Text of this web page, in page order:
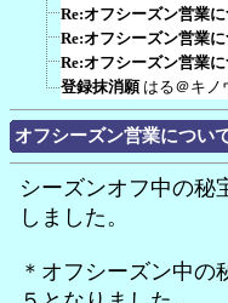
Re:オフシーズン営業に
Re:オフシーズン営業に
Re:オフシーズン営業に
登録抹消願 はる＠キノ
オフシーズン営業につい
シーズンオフ中の秘
しました。
＊オフシーズン中